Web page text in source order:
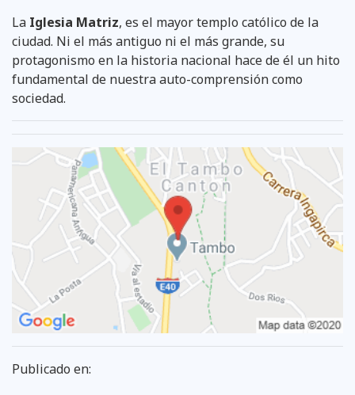
La Iglesia Matriz, es el mayor templo católico de la
ciudad. Ni el más antiguo ni el más grande, su
protagonismo en la historia nacional hace de él un hito
fundamental de nuestra auto-comprensión como
sociedad.
Publicado en: